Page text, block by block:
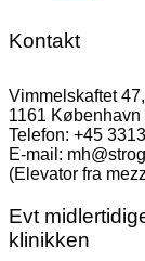
Kontakt
Vimmelskaftet
1161
Telefon: +45
E-mail:
(Elevator fra
Evt
klinikken